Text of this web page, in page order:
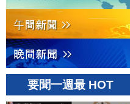
要聞一週最 HOT